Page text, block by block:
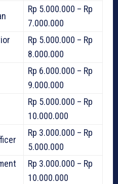
Rp 5.000.000 – Rp
7.000.000
Rp 5.000.000 – Rp
8.000.000
Rp 6.000.000 – Rp
9.000.000
Rp 5.000.000 – Rp
10.000.000
Rp 3.000.000 – Rp
5.000.000
Rp 3.000.000 – Rp
10.000.000